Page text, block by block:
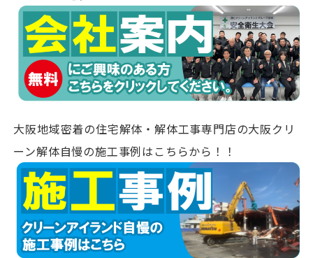
大阪地域密着の住宅解体・解体工事専門店の大阪クリ
ーン解体自慢の施工事例はこちらから！！